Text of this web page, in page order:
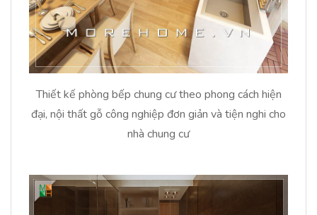
Thiết kế phòng bếp chung cư theo phong cách hiện
đại, nội thất gỗ công nghiệp đơn giản và tiện nghi cho
nhà chung cư